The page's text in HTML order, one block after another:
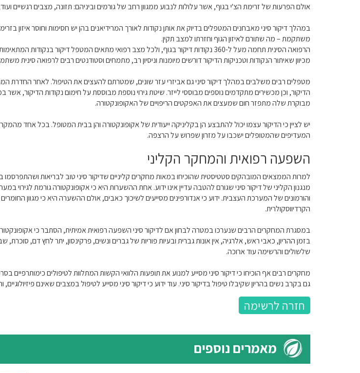
אולם הפרעות של זרימת הצ'י בגוף, אשר עלולות לנבוע ממגוון רחב של גורמים וביניהם: תזונה, מצבים רגשיים
במהלך דיקור סיני מאבחנים המטפלים בדיוק את אותן נקודות לאורך המרידיאנים בהן יש חסימות וחוסר איזון
משתקמת – מה שתורם לאיזון הגוף וחזרתו למצב תקין.
הרפואה הסינית תחמה מעל ל-360 נקודות דיקור בגוף, ולכל מצב רפואי מתאים המטפל דיקור
מכיוון שאיתור הנקודות וטכניקות הדיקור דורשים מיומנות וניסיון רב, מתמחים וסטודנטים רבים לרפואה סינית
מטפלים רבים משלבים במהלך דיקור סיני גם אביזרי עזר שונים, שמטרתם להעצים את הטיפול. לאחר החדרת
הדיקור, וכן מכשירים מתקדמים נוספים מבוססי לייזר. שיטת גירוי נוספת מבוססת על חימום נקודות
מבוקרת שלה מתפזר חום שמעצים את האפקטים הריפויים של האקופונקטורה.
יש לציין כי הדיקור עצמו יכול להתבצע הן בקליניקה ייעודית של אקופונקטורה והן בבית המטופל. בכל אחד
המעדיפים שהמטופלים ישכבו על מזרון שפרוש על הרצפה.
השפעה רפואית והמחקר הקליני
מנגנון הקליני של דיקור סיני שגורם להטבה עדיין אינו ידוע. אחת ההשערות היא כי אקופונקטורה גורמת לגירוי
והורמונים של המערכת העצבית. ידוע כי אנדורפינים מסייעים לשיכוך כאבים, אולם ההשערה היא כי מגוון
הקרדיווסקולרית.
במסגרת המחקרים הרבים שנערכו במטרה לבחון אם לדיקור סיני השפעה רפואית אמיתית, הסתבר כי
בזמן ההריון, כאבי ראש, אלרגיה, אין אונות גברית ובעיות פוריות של גברים ונשים, פרקינסון, יתר לחץ דם,
שלשולים והרשימה עוד ארוכה.
מחקרים רבים אף הוכיחו כי דיקור סיני מסייע למנוע את תופעות הלוואי הקשות המתלוות לטיפולים
גם בקרב נשים בהריון שקיבלו טיפול בדיקור סיני. עוד ידוע כי דיקור סיני מסייע לטיפול במצבים שאינם
חזרה לרשימה
מאמרים נוספים